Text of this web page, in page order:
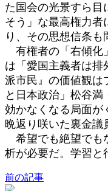
た国会の光景すら目
そう」な最高権力者
り、その思想信条も
有権者の「右傾化
は「愛国主義者は排
派市民』の価値観は
と日本政治」松谷
効かなくなる局面が
晩返り咲いた裏金議
希望でも絶望でも
析が必要だ。学習と
前の記事